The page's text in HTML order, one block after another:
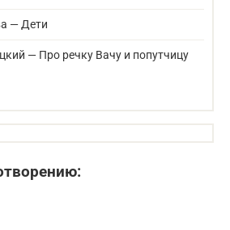
— Дети
— Про речку Вачу и попутчицу